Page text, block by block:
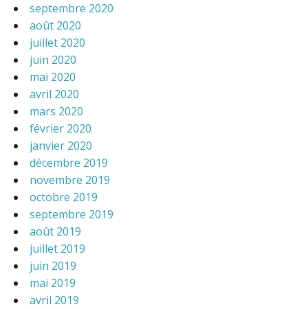
septembre 2020
août 2020
juillet 2020
juin 2020
mai 2020
avril 2020
mars 2020
février 2020
janvier 2020
décembre 2019
novembre 2019
octobre 2019
septembre 2019
août 2019
juillet 2019
juin 2019
mai 2019
avril 2019